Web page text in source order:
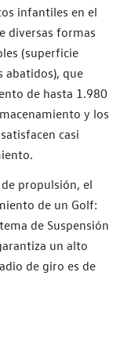
infantiles en el
diversas formas
(superficie
abatidos), que
de hasta 1.980
y los
casi
propulsión, el
de un Golf:
de Suspensión
un alto
de giro es de